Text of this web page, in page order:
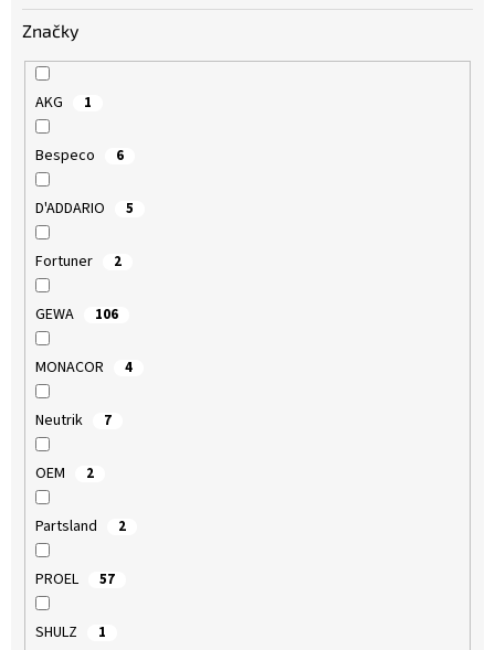
Značky
AKG 1
Bespeco 6
D'ADDARIO 5
Fortuner 2
GEWA 106
MONACOR 4
Neutrik 7
OEM 2
Partsland 2
PROEL 57
SHULZ 1